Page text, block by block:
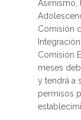
Asimismo,
Comisión
Comisión
meses
y tendrá a
permisos